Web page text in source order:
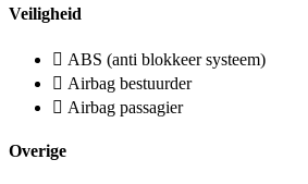
Veiligheid
ABS (anti blokkeer systeem)
Airbag bestuurder
Airbag passagier
Overige